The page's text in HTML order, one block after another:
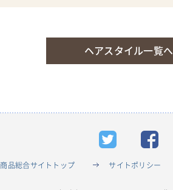
ヘアスタイル一覧へ
商品総合サイトトップ サイトポリシー